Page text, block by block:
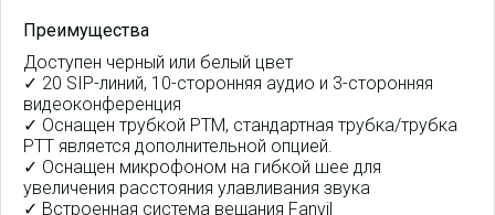
Преимущества
Доступен черный или белый цвет
✓ 20 SIP-линий, 10-сторонняя аудио и 3-сторонняя
видеоконференция
✓ Оснащен трубкой PTM, стандартная трубка/трубка
PTT является дополнительной опцией.
✓ Оснащен микрофоном на гибкой шее для
увеличения расстояния улавливания звука
✓ Встроенная система вещания Fanvil